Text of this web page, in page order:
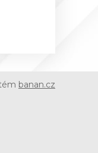
banan.cz